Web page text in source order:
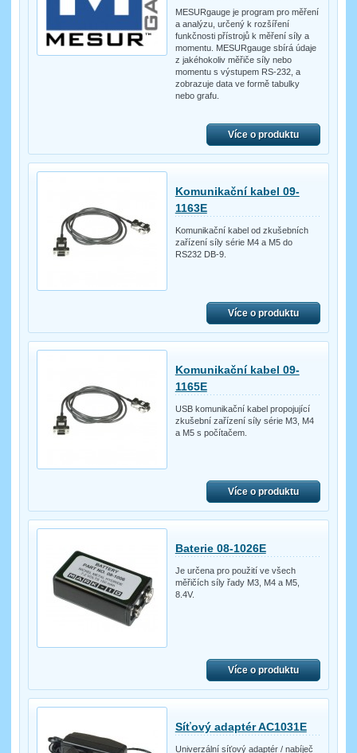
MESURgauge je program pro měření
a analýzu, určený k rozšíření
funkčnosti přístrojů k měření síly a
momentu. MESURgauge sbírá údaje
z jakéhokoliv měřiče síly nebo
momentu s výstupem RS-232, a
zobrazuje data ve formě tabulky
nebo grafu.
Více o produktu
Komunikační kabel 09-
1163E
Komunikační kabel od zkušebních
zařízení síly série M4 a M5 do
RS232 DB-9.
Více o produktu
Komunikační kabel 09-
1165E
USB komunikační kabel propojující
zkušební zařízení síly série M3, M4
a M5 s počítačem.
Více o produktu
Baterie 08-1026E
Je určena pro použití ve všech
měřičích síly řady M3, M4 a M5,
8.4V.
Více o produktu
Síťový adaptér AC1031E
Univerzální síťový adaptér / nabíječ